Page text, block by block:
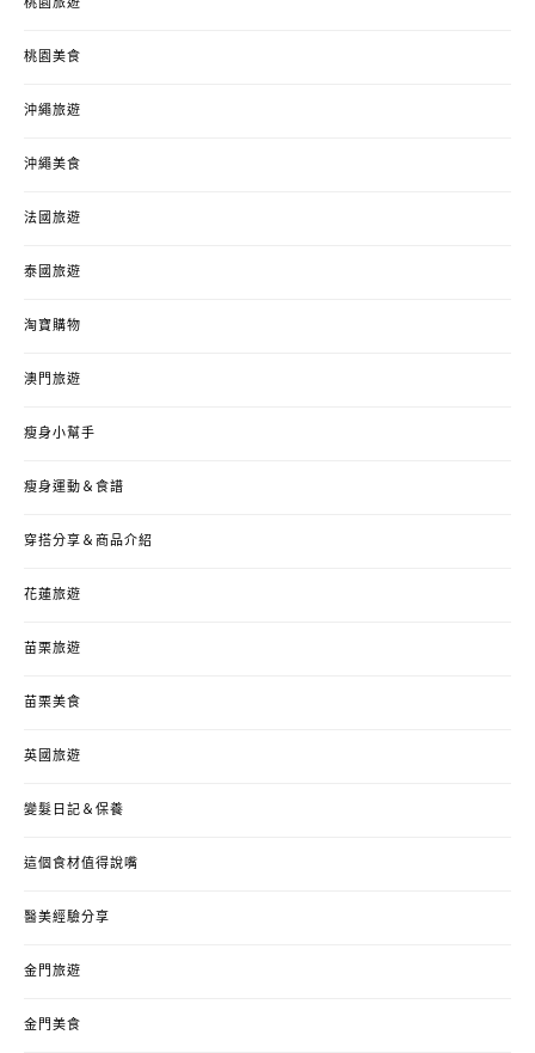
桃園旅遊
桃園美食
沖繩旅遊
沖繩美食
法國旅遊
泰國旅遊
淘寶購物
澳門旅遊
瘦身小幫手
瘦身運動＆食譜
穿搭分享＆商品介紹
花蓮旅遊
苗栗旅遊
苗栗美食
英國旅遊
變髮日記＆保養
這個食材值得說嘴
醫美經驗分享
金門旅遊
金門美食